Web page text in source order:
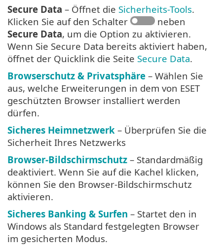
Secure Data – Öffnet die Sicherheits-Tools.
Klicken Sie auf den Schalter
neben
Secure Data, um die Option zu aktivieren.
Wenn Sie Secure Data bereits aktiviert haben,
öffnet der Quicklink die Seite Secure Data.
Browserschutz & Privatsphäre – Wählen Sie
aus, welche Erweiterungen in dem von ESET
geschützten Browser installiert werden
dürfen.
Sicheres Heimnetzwerk – Überprüfen Sie die
Sicherheit Ihres Netzwerks
Browser-Bildschirmschutz – Standardmäßig
deaktiviert. Wenn Sie auf die Kachel klicken,
können Sie den Browser-Bildschirmschutz
aktivieren.
Sicheres Banking & Surfen – Startet den in
Windows als Standard festgelegten Browser
im gesicherten Modus.